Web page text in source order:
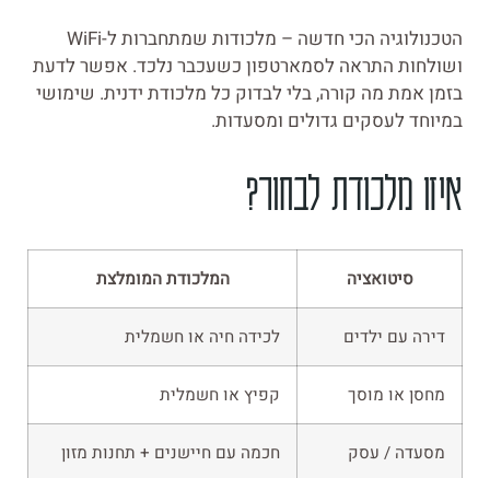
הטכנולוגיה הכי חדשה – מלכודות שמתחברות ל-WiFi
ושולחות התראה לסמארטפון כשעכבר נלכד. אפשר לדעת
בזמן אמת מה קורה, בלי לבדוק כל מלכודת ידנית. שימושי
במיוחד לעסקים גדולים ומסעדות.
איזו מלכודת לבחור?
סיטואציה המלכודת המומלצת
דירה עם ילדים לכידה חיה או חשמלית
מחסן או מוסך קפיץ או חשמלית
מסעדה / עסק חכמה עם חיישנים + תחנות מזון